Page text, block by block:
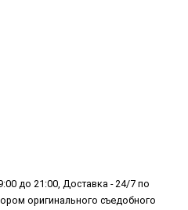
до 21:00, Доставка - 24/7 по
оригинального съедобного